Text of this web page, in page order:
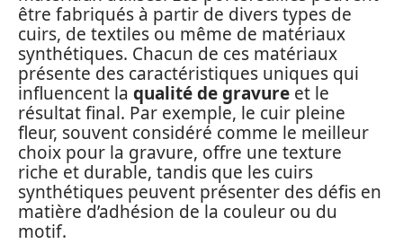
être fabriqués à partir de divers types de
cuirs, de textiles ou même de matériaux
synthétiques. Chacun de ces matériaux
présente des caractéristiques uniques qui
influencent la qualité de gravure et le
résultat final. Par exemple, le cuir pleine
fleur, souvent considéré comme le meilleur
choix pour la gravure, offre une texture
riche et durable, tandis que les cuirs
synthétiques peuvent présenter des défis en
matière d’adhésion de la couleur ou du
motif.